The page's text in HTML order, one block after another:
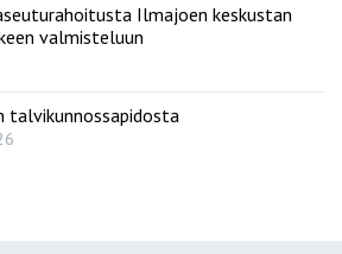
Ilmajoen keskustan
valmisteluun
talvikunnossapidosta